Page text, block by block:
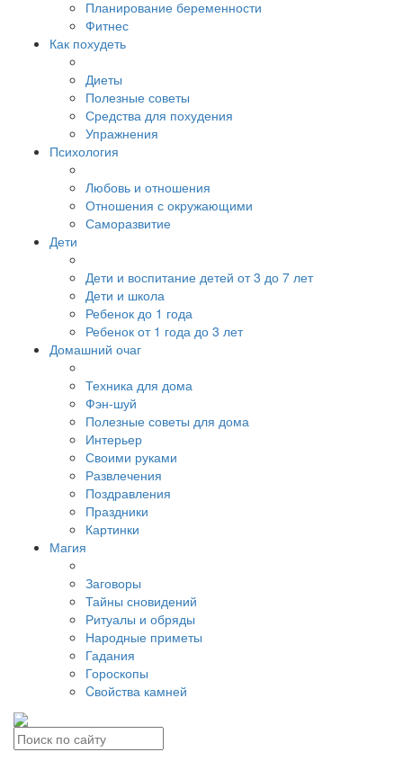
Планирование беременности
Фитнес
Как похудеть
Диеты
Полезные советы
Средства для похудения
Упражнения
Психология
Любовь и отношения
Отношения с окружающими
Саморазвитие
Дети
Дети и воспитание детей от 3 до 7 лет
Дети и школа
Ребенок до 1 года
Ребенок от 1 года до 3 лет
Домашний очаг
Техника для дома
Фэн-шуй
Полезные советы для дома
Интерьер
Своими руками
Развлечения
Поздравления
Праздники
Картинки
Магия
Заговоры
Тайны сновидений
Ритуалы и обряды
Народные приметы
Гадания
Гороскопы
Cвойства камней